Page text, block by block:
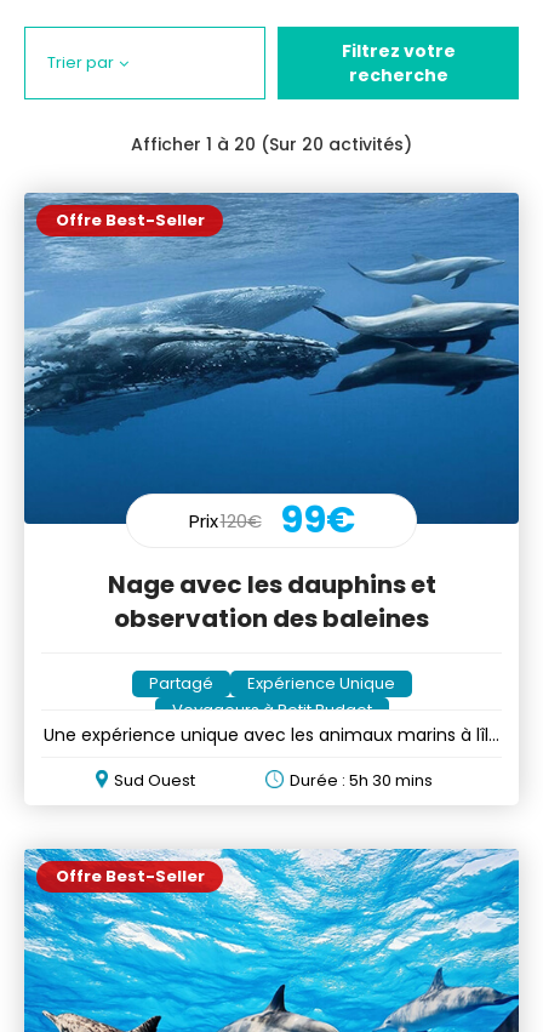
Trier par
Filtrez votre
recherche
Afficher 1 à 20 (Sur 20 activités)
Offre Best-Seller
Prix120€ 99€
Nage avec les dauphins et
observation des baleines
Partagé
Expérience Unique
Voyageurs à Petit Budget
Une expérience unique avec les animaux marins à lîle
Sud Ouest Durée : 5h 30 mins
Offre Best-Seller